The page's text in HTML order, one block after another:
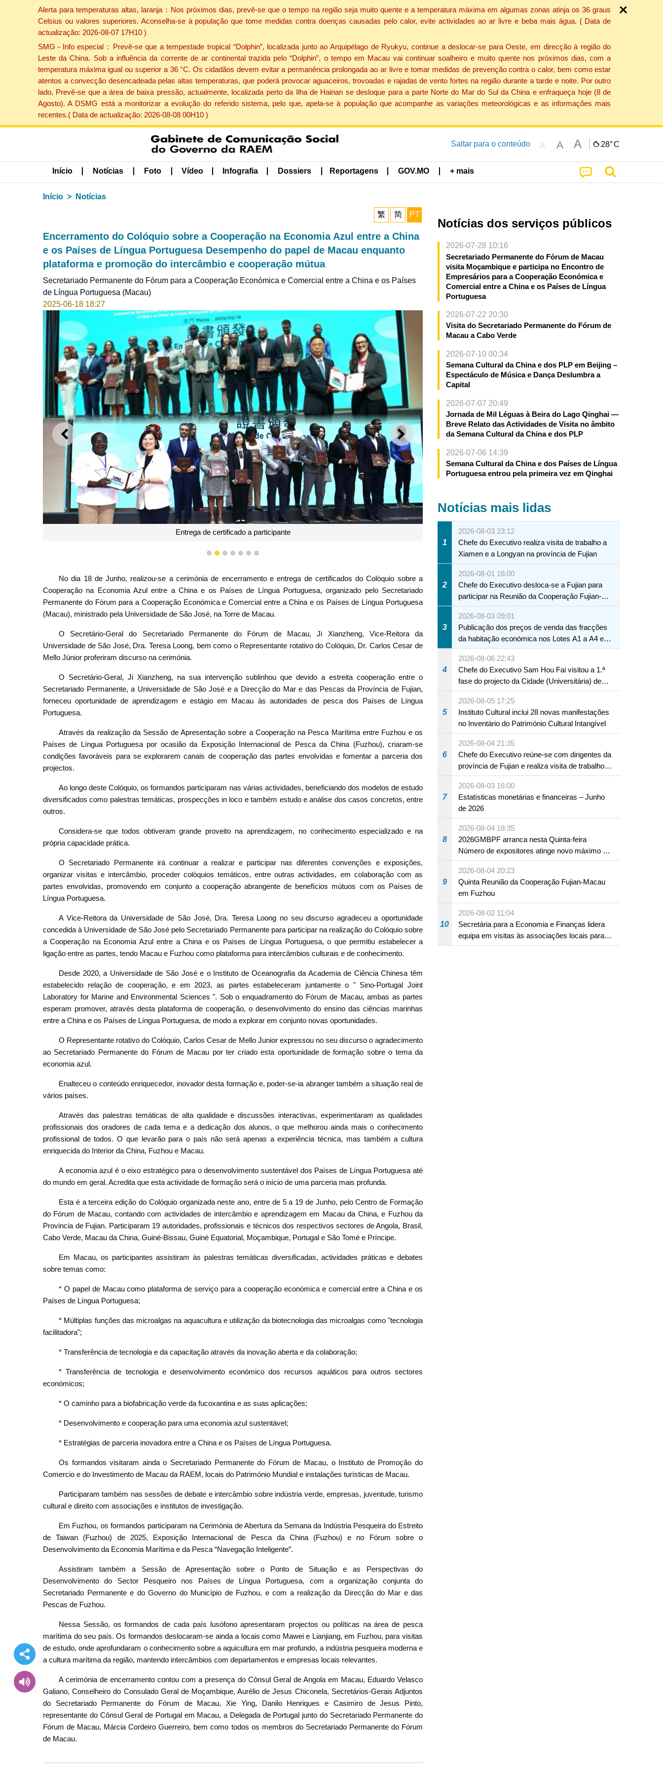
Alerta para temperaturas altas, laranja：Nos próximos dias, prevê-se que o tempo na região seja muito quente e a temperatura máxima em algumas zonas atinja os 36 graus
Celsius ou valores superiores. Aconselha-se à população que tome medidas contra doenças causadas pelo calor, evite actividades ao ar livre e beba mais água. ( Data de
actualização: 2026-08-07 17H10 )
SMG－Info especial：Prevê-se que a tempestade tropical “Dolphin”, localizada junto ao Arquipélago de Ryukyu, continue a deslocar-se para Oeste, em direcção à região do
Leste da China. Sob a influência da corrente de ar continental trazida pelo “Dolphin”, o tempo em Macau vai continuar soalheiro e muito quente nos próximos dias, com a
temperatura máxima igual ou superior a 36 °C. Os cidadãos devem evitar a permanência prolongada ao ar livre e tomar medidas de prevenção contra o calor, bem como estar
atentos a convecção desencadeada pelas altas temperaturas, que poderá provocar aguaceiros, trovoadas e rajadas de vento fortes na região durante a tarde e noite. Por outro
lado, Prevê-se que a área de baixa pressão, actualmente, localizada perto da Ilha de Hainan se desloque para a parte Norte do Mar do Sul da China e enfraqueça hoje (8 de
Agosto). A DSMG está a monitorizar a evolução do referido sistema, pelo que, apela-se à população que acompanhe as variações meteorológicas e as informações mais
recentes.( Data de actualização: 2026-08-08 00H10 )
Saltar para o conteúdo A A A 28°C
Início Notícias Foto Vídeo Infografia Dossiers Reportagens GOV.MO + mais
Início Notícias
繁 简 PT
Encerramento do Colóquio sobre a Cooperação na Economia Azul entre a China
e os Países de Língua Portuguesa Desempenho do papel de Macau enquanto
plataforma e promoção do intercâmbio e cooperação mútua
Secretariado Permanente do Fórum para a Cooperação Económica e Comercial entre a China e os Países
de Língua Portuguesa (Macau)
2025-06-18 18:27
ANTERIOR SEGUINTE
Entrega de certificado a participante
1 2 3 4 5 6 7
No dia 18 de Junho, realizou-se a cerimónia de encerramento e entrega de certificados do Colóquio sobre a
Cooperação na Economia Azul entre a China e os Países de Língua Portuguesa, organizado pelo Secretariado
Permanente do Fórum para a Cooperação Económica e Comercial entre a China e os Países de Língua Portuguesa
(Macau), ministrado pela Universidade de São José, na Torre de Macau.
O Secretário-Geral do Secretariado Permanente do Fórum de Macau, Ji Xianzheng, Vice-Reitora da
Universidade de São José, Dra. Teresa Loong, bem como o Representante rotativo do Colóquio, Dr. Carlos Cesar de
Mello Júnior proferiram discurso na cerimónia.
O Secretário-Geral, Ji Xianzheng, na sua intervenção sublinhou que devido a estreita cooperação entre o
Secretariado Permanente, a Universidade de São José e a Direcção do Mar e das Pescas da Província de Fujian,
forneceu oportunidade de aprendizagem e estágio em Macau às autoridades de pesca dos Países de Língua
Portuguesa.
Através da realização da Sessão de Apresentação sobre a Cooperação na Pesca Marítima entre Fuzhou e os
Países de Língua Portuguesa por ocasião da Exposição Internacional de Pesca da China (Fuzhou), criaram-se
condições favoráveis para se explorarem canais de cooperação das partes envolvidas e fomentar a parceria dos
projectos.
Ao longo deste Colóquio, os formandos participaram nas várias actividades, beneficiando dos modelos de estudo
diversificados como palestras temáticas, prospecções in loco e também estudo e análise dos casos concretos, entre
outros.
Considera-se que todos obtiveram grande proveito na aprendizagem, no conhecimento especializado e na
própria capacidade prática.
O Secretariado Permanente irá continuar a realizar e participar nas diferentes convenções e exposições,
organizar visitas e intercâmbio, proceder colóquios temáticos, entre outras actividades, em colaboração com as
partes envolvidas, promovendo em conjunto a cooperação abrangente de benefícios mútuos com os Países de
Língua Portuguesa.
A Vice-Reitora da Universidade de São José, Dra. Teresa Loong no seu discurso agradeceu a oportunidade
concedida à Universidade de São José pelo Secretariado Permanente para participar na realização do Colóquio sobre
a Cooperação na Economia Azul entre a China e os Países de Língua Portuguesa, o que permitiu estabelecer a
ligação entre as partes, tendo Macau e Fuzhou como plataforma para intercâmbios culturais e de conhecimento.
Desde 2020, a Universidade de São José e o Instituto de Oceanografia da Academia de Ciência Chinesa têm
estabelecido relação de cooperação, e em 2023, as partes estabeleceram juntamente o " Sino-Portugal Joint
Laboratory for Marine and Environmental Sciences ". Sob o enquadramento do Fórum de Macau, ambas as partes
esperam promover, através desta plataforma de cooperação, o desenvolvimento do ensino das ciências marinhas
entre a China e os Países de Língua Portuguesa, de modo a explorar em conjunto novas oportunidades.
O Representante rotativo do Colóquio, Carlos Cesar de Mello Junior expressou no seu discurso o agradecimento
ao Secretariado Permanente do Fórum de Macau por ter criado esta oportunidade de formação sobre o tema da
economia azul.
Enalteceu o conteúdo enriquecedor, inovador desta formação e, poder-se-ia abranger também a situação real de
vários países.
Através das palestras temáticas de alta qualidade e discussões interactivas, experimentaram as qualidades
profissionais dos oradores de cada tema e a dedicação dos alunos, o que melhorou ainda mais o conhecimento
profissional de todos. O que levarão para o país não será apenas a experiência técnica, mas também a cultura
enriquecida do Interior da China, Fuzhou e Macau.
A economia azul é o eixo estratégico para o desenvolvimento sustentável dos Países de Língua Portuguesa até
do mundo em geral. Acredita que esta actividade de formação será o início de uma parceria mais profunda.
Esta é a terceira edição do Colóquio organizada neste ano, entre de 5 a 19 de Junho, pelo Centro de Formação
do Fórum de Macau, contando com actividades de intercâmbio e aprendizagem em Macau da China, e Fuzhou da
Provincia de Fujian. Participaram 19 autoridades, profissionais e técnicos dos respectivos sectores de Angola, Brasil,
Cabo Verde, Macau da China, Guiné-Bissau, Guiné Equatorial, Moçambique, Portugal e São Tomé e Príncipe.
Em Macau, os participantes assistiram às palestras temáticas diversificadas, actividades práticas e debates
sobre temas como:
* O papel de Macau como plataforma de serviço para a cooperação económica e comercial entre a China e os
Países de Língua Portuguesa;
* Múltiplas funções das microalgas na aquacultura e utilização da biotecnologia das microalgas como "tecnologia
facilitadora";
* Transferência de tecnologia e da capacitação através da inovação aberta e da colaboração;
* Transferência de tecnologia e desenvolvimento económico dos recursos aquáticos para outros sectores
económicos;
* O caminho para a biofabricação verde da fucoxantina e as suas aplicações;
* Desenvolvimento e cooperação para uma economia azul sustentável;
* Estratégias de parceria inovadora entre a China e os Países de Língua Portuguesa.
Os formandos visitaram ainda o Secretariado Permanente do Fórum de Macau, o Instituto de Promoção do
Comercio e do Investimento de Macau da RAEM, locais do Património Mundial e instalações turísticas de Macau.
Participaram também nas sessões de debate e intercâmbio sobre indústria verde, empresas, juventude, turismo
cultural e direito com associações e institutos de investigação.
Em Fuzhou, os formandos participaram na Cerimónia de Abertura da Semana da Indústria Pesqueira do Estreito
de Taiwan (Fuzhou) de 2025, Exposição Internacional de Pesca da China (Fuzhou) e no Fórum sobre o
Desenvolvimento da Economia Marítima e da Pesca “Navegação Inteligente”.
Assistiram também a Sessão de Apresentação sobre o Ponto de Situação e as Perspectivas do
Desenvolvimento do Sector Pesqueiro nos Países de Língua Portuguesa, com a organização conjunta do
Secretariado Permanente e do Governo do Município de Fuzhou, e com a realização da Direcção do Mar e das
Pescas de Fuzhou.
Nessa Sessão, os formandos de cada país lusófono apresentaram projectos ou políticas na área de pesca
marítima do seu país. Os formandos deslocaram-se ainda a locais como Mawei e Lianjiang, em Fuzhou, para visitas
de estudo, onde aprofundaram o conhecimento sobre a aquicultura em mar profundo, a indústria pesqueira moderna e
a cultura marítima da região, mantendo intercâmbios com departamentos e empresas locais relevantes.
A cerimónia de encerramento contou com a presença do Cônsul Geral de Angola em Macau, Eduardo Velasco
Galiano, Conselheiro do Consulado Geral de Moçambique, Aurélio de Jesus Chiconela, Secretários-Gerais Adjuntos
do Secretariado Permanente do Fórum de Macau, Xie Ying, Danilo Henriques e Casimiro de Jesus Pinto,
representante do Cônsul Geral de Portugal em Macau, a Delegada de Portugal junto do Secretariado Permanente do
Fórum de Macau, Márcia Cordeiro Guerreiro, bem como todos os membros do Secretariado Permanente do Fórum
de Macau.
Notícias dos serviços públicos
2026-07-28 10:16
Secretariado Permanente do Fórum de Macau
visita Moçambique e participa no Encontro de
Empresários para a Cooperação Económica e
Comercial entre a China e os Países de Língua
Portuguesa
2026-07-22 20:30
Visita do Secretariado Permanente do Fórum de
Macau a Cabo Verde
2026-07-10 00:34
Semana Cultural da China e dos PLP em Beijing –
Espectáculo de Música e Dança Deslumbra a
Capital
2026-07-07 20:49
Jornada de Mil Léguas à Beira do Lago Qinghai —
Breve Relato das Actividades de Visita no âmbito
da Semana Cultural da China e dos PLP
2026-07-06 14:39
Semana Cultural da China e dos Países de Língua
Portuguesa entrou pela primeira vez em Qinghai
Notícias mais lidas
1
2026-08-03 23:12
Chefe do Executivo realiza visita de trabalho a
Xiamen e a Longyan na província de Fujian
2
2026-08-01 16:00
Chefe do Executivo desloca-se a Fujian para
participar na Reunião da Cooperação Fujian-
Macau
3
2026-08-03 09:01
Publicação dos preços de venda das fracções
da habitação económica nos Lotes A1 a A4 e
A12 da Zona A dos Novos Aterros
4
2026-08-06 22:43
Chefe do Executivo Sam Hou Fai visitou a 1.ª
fase do projecto da Cidade (Universitária) de
Educação Internacional de Macau e Hengqin
5
2026-08-05 17:25
Instituto Cultural inclui 28 novas manifestações
no Inventário do Património Cultural Intangível
6
2026-08-04 21:35
Chefe do Executivo reúne-se com dirigentes da
província de Fujian e realiza visita de trabalho
em Fuzhou
7
2026-08-03 16:00
Estatísticas monetárias e financeiras – Junho
de 2026
8
2026-08-04 18:35
2026GMBPF arranca nesta Quinta-feira
Número de expositores atinge novo máximo em
18 anos
9
2026-08-04 20:23
Quinta Reunião da Cooperação Fujian-Macau
em Fuzhou
10
2026-08-02 11:04
Secretária para a Economia e Finanças lidera
equipa em visitas às associações locais para
consolidar consensos e promover os trabalhos